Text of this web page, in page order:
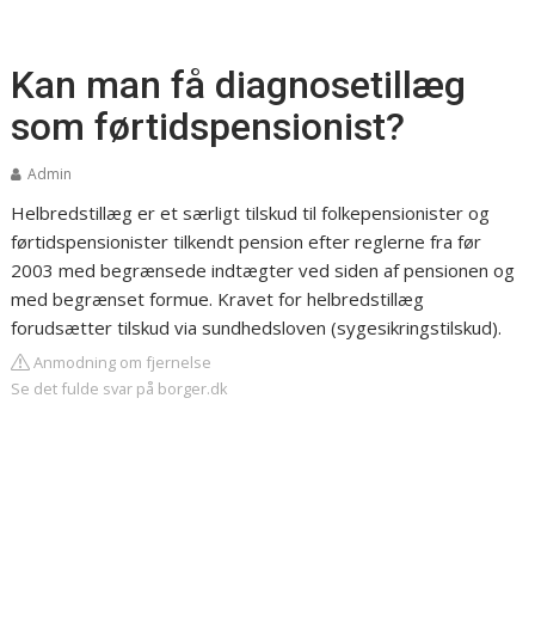
Kan man få diagnosetillæg
som førtidspensionist?
Admin
Helbredstillæg er et særligt tilskud til folkepensionister og
førtidspensionister tilkendt pension efter reglerne fra før
2003 med begrænsede indtægter ved siden af pensionen og
med begrænset formue. Kravet for helbredstillæg
forudsætter tilskud via sundhedsloven (sygesikringstilskud).
Anmodning om fjernelse
Se det fulde svar på borger.dk